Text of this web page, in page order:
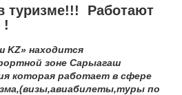
туризме!!! Работают
!
KZ» находится
зоне Сарыагаш
которая работает в сфере
по